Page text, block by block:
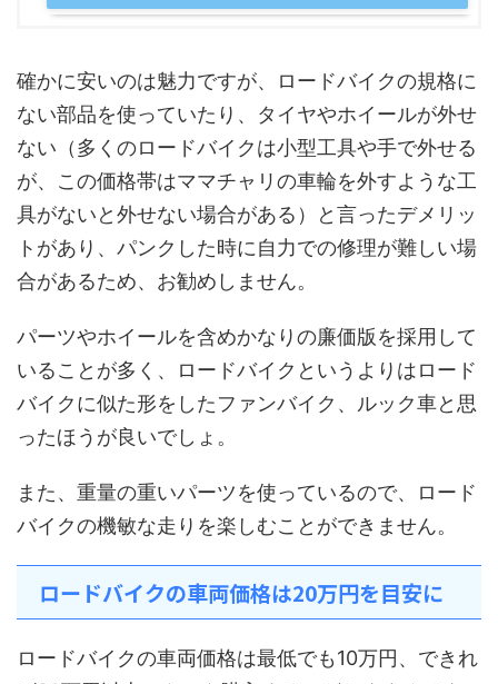
確かに安いのは魅力ですが、ロードバイクの規格に
ない部品を使っていたり、タイヤやホイールが外せ
ない（多くのロードバイクは小型工具や手で外せる
が、この価格帯はママチャリの車輪を外すような工
具がないと外せない場合がある）と言ったデメリッ
トがあり、パンクした時に自力での修理が難しい場
合があるため、お勧めしません。
パーツやホイールを含めかなりの廉価版を採用して
いることが多く、ロードバイクというよりはロード
バイクに似た形をしたファンバイク、ルック車と思
ったほうが良いでしょ。
また、重量の重いパーツを使っているので、ロード
バイクの機敏な走りを楽しむことができません。
ロードバイクの車両価格は20万円を目安に
ロードバイクの車両価格は最低でも10万円、できれ